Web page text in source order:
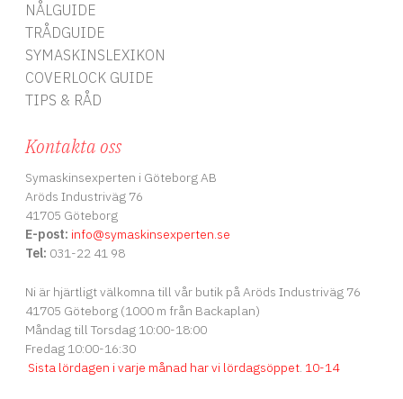
NÅLGUIDE
TRÅDGUIDE
SYMASKINSLEXIKON
COVERLOCK GUIDE
TIPS & RÅD
Kontakta oss
Symaskinsexperten i Göteborg AB
Aröds Industriväg 76
41705 Göteborg
E-post: info@symaskinsexperten.se
Tel: 031-22 41 98
Ni är hjärtligt välkomna till vår butik på Aröds Industriväg 76
41705 Göteborg (1000 m från Backaplan)
Måndag till Torsdag 10:00-18:00
Fredag 10:00-16:30
Sista lördagen i varje månad har vi lördagsöppet. 10-14